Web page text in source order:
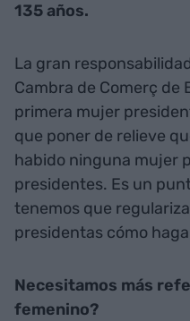
135 años.
La gran
Cambra de Comerç de
primera mujer
que poner de relieve
habido ninguna mujer
presidentes. Es un
tenemos que
presidentas cómo
Necesitamos más
femenino?